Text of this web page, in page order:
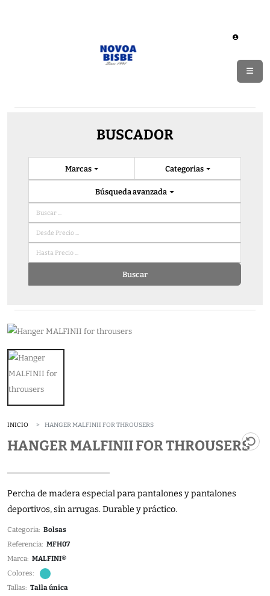
BUSCADOR
Categorias
Marcas
Búsqueda avanzada
Buscar
INICIO HANGER MALFINII FOR THROUSERS
HANGER MALFINII FOR THROUSERS
Percha de madera especial para pantalones y pantalones
deportivos, sin arrugas. Durable y práctico.
Categoria: Bolsas
Referencia: MFH07
Marca: MALFINI®
Colores:
Tallas: Talla única